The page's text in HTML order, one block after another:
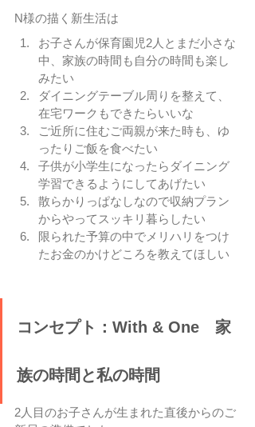
N様の描く新生活は
お子さんが保育園児2人とまだ小さな
中、家族の時間も自分の時間も楽し
みたい
ダイニングテーブル周りを整えて、
在宅ワークもできたらいいな
ご近所に住むご両親が来た時も、ゆ
ったりご飯を食べたい
子供が小学生になったらダイニング
学習できるようにしてあげたい
散らかりっぱなしなので収納プラン
からやってスッキリ暮らしたい
限られた予算の中でメリハリをつけ
たお金のかけどころを教えてほしい
コンセプト：With & One　家
族の時間と私の時間
2人目のお子さんが生まれた直後からのご